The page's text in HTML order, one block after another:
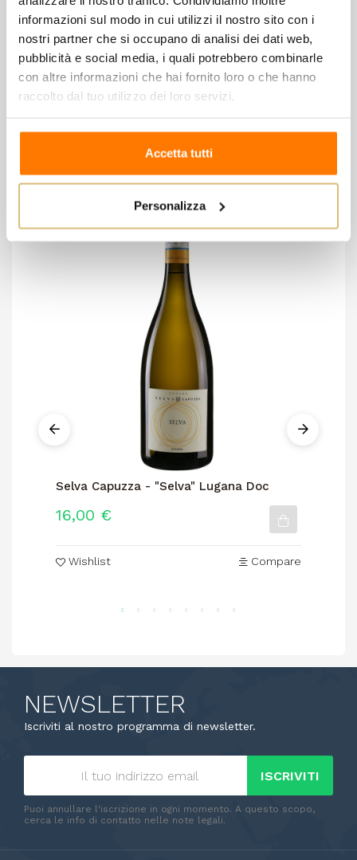
informazioni sul modo in cui utilizzi il nostro sito con i
nostri partner che si occupano di analisi dei dati web,
pubblicità e social media, i quali potrebbero combinarle
con altre informazioni che hai fornito loro o che hanno
raccolto dal tuo utilizzo dei loro servizi.
Accetta tutti
Personalizza
Molto azzeccato l’abbinamento con i pesci di lago
quali trota, persico, lavarello, e con formaggi
morbidi e delicati.
8 altri prodotti della stessa
categoria:
Selva Capuzza - "Selva" Lugana Doc
16,00 €
Wishlist Compare
NEWSLETTER
Iscriviti al nostro programma di newsletter.
ISCRIVITI
Puoi annullare l'iscrizione in ogni momento. A questo scopo,
cerca le info di contatto nelle note legali.